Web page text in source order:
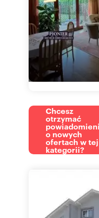
Chcesz
otrzymać
o nowych
ofertach w tej
kategorii?